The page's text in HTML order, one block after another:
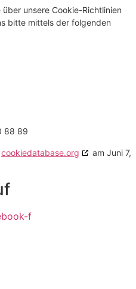
unsere Cookie-Richtlinien
bitte mittels der folgenden
88 89
cookiedatabase.org
am Juni 7,
f